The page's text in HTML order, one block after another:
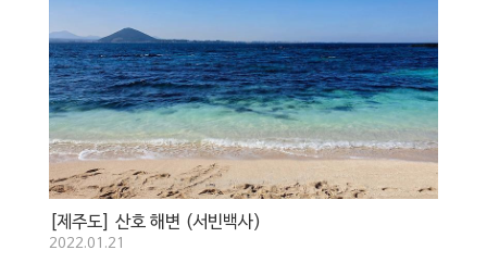
[제주도] 산호 해변 (서빈백사)
2022.01.21